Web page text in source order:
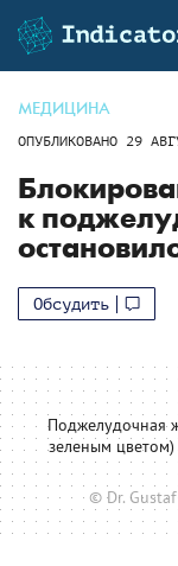
МЕДИЦИНА
ОПУБЛИКОВАНО 29
к
Обсудить
Поджелудочная
зеленым
© Dr.